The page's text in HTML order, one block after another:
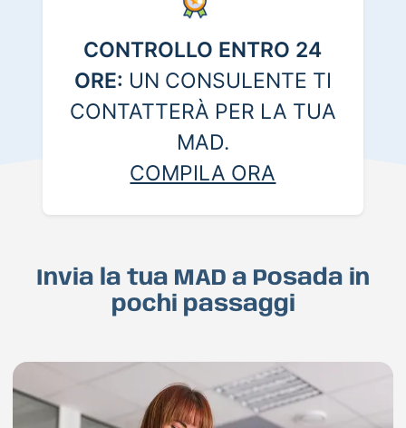
CONTROLLO ENTRO 24
ORE: UN CONSULENTE TI
CONTATTERÀ PER LA TUA
MAD.
COMPILA ORA
Invia la tua MAD a Posada in
pochi passaggi